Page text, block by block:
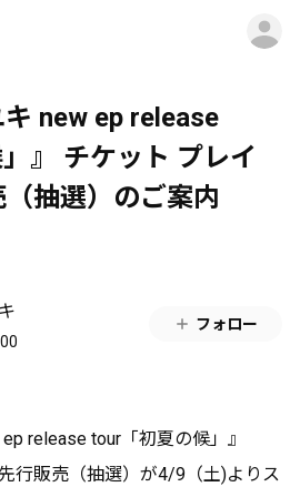
キ new ep release
』 チケット プレイ
抽選）のご案内
フォロー
release tour「初夏の候」』
行販売（抽選）が4/9（土)よりス